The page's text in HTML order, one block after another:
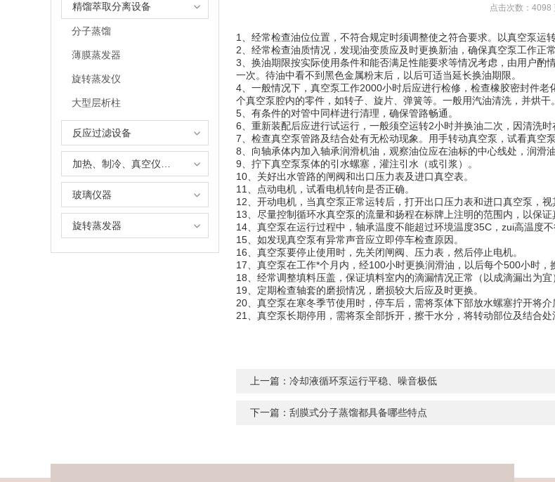
精馏萃取分离设备
分子蒸馏
薄膜蒸发器
旋转蒸发仪
大型层析柱
反应过滤设备
玻璃仪器
旋转蒸发器
点击次数：4098
1、经常检查油位位置，不符合规定时须调整使之符合要求。以真空泵
2、经常检查油质情况，发现油变质应及时更换新油，确保真空泵工作
3、换油期限按实际使用条件和能否满足性能要求等情况考虑，由用户
一次。待油中看不到黑色金属粉末后，以后可适当延长换油期限。
4、一般情况下，真空泵工作2000小时后应进行检修，检查橡胶密封件
个真空泵腔内的零件，如转子、旋片、弹簧等。一般用汽油清洗，并烘
5、有条件的对管中同样进行清理，确保管路畅通。
6、重新装配后应进行试运行，一般须空运转2小时并换油二次，因清
7、检查真空泵管路及结合处有无松动现象。用手转动真空泵，试看真
8、向轴承体内加入轴承润滑机油，观察油位应在油标的中心线处，润
9、拧下真空泵泵体的引水螺塞，灌注引水（或引浆）。
10、关好出水管路的闸阀和出口压力表及进口真空表。
11、点动电机，试看电机转向是否正确。
12、开动电机，当真空泵正常运转后，打开出口压力表和进口真空泵
13、尽量控制循环水真空泵的流量和扬程在标牌上注明的范围内，以
14、真空泵在运行过程中，轴承温度不能超过环境温度35C，zui高温
15、如发现真空泵有异常声音应立即停车检查原因。
16、真空泵要停止使用时，先关闭闸阀、压力表，然后停止电机。
17、真空泵在工作*个月内，经100小时更换润滑油，以后每个500小
18、经常调整填料压盖，保证填料室内的滴漏情况正常（以成滴漏出
19、定期检查轴套的磨损情况，磨损较大后应及时更换。
20、真空泵在寒冬季节使用时，停车后，需将泵体下部放水螺塞拧开
21、真空泵长期停用，需将泵全部拆开，擦干水分，将转动部位及结合处
上一篇： 冷却液循环泵运行平稳、噪音极低
下一篇： 刮膜式分子蒸馏都具备哪些特点